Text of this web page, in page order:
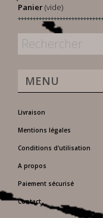
Panier(vide)
MENU
Livraison
Mentions légales
Conditions d'utilisation
A propos
Paiement sécurisé
Contact